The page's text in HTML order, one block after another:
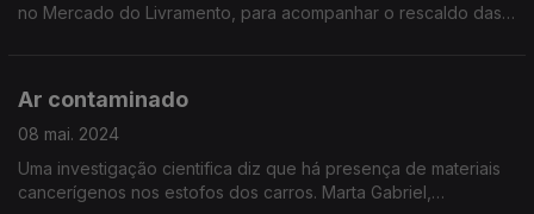
no Mercado do Livramento, para acompanhar o rescaldo das
Ar contaminado
08 mai. 2024
Uma investigação cientifica diz que há presença de materiais
cancerígenos nos estofos dos carros. Marta Gabriel,